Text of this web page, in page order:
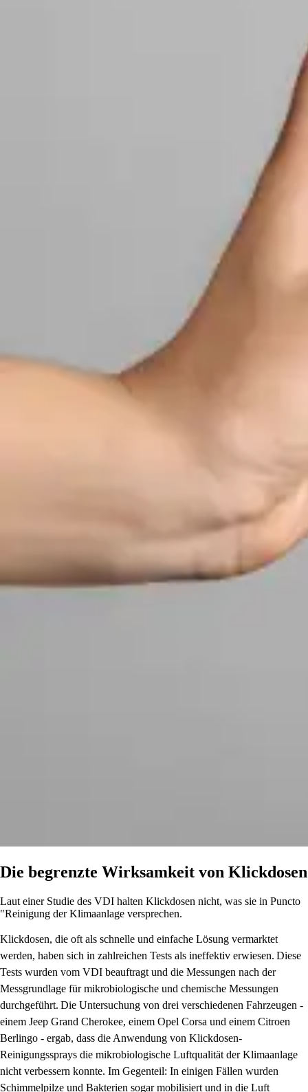
Die begrenzte Wirksamkeit von Klickdosen
Laut einer Studie des VDI halten Klickdosen nicht, was sie in Puncto
"Reinigung der Klimaanlage versprechen.
Klickdosen, die oft als schnelle und einfache Lösung vermarktet
werden, haben sich in zahlreichen Tests als ineffektiv erwiesen. Diese
Tests wurden vom VDI beauftragt und die Messungen nach der
Messgrundlage für mikrobiologische und chemische Messungen
durchgeführt. Die Untersuchung von drei verschiedenen Fahrzeugen -
einem Jeep Grand Cherokee, einem Opel Corsa und einem Citroen
Berlingo - ergab, dass die Anwendung von Klickdosen-
Reinigungssprays die mikrobiologische Luftqualität der Klimaanlage
nicht verbessern konnte. Im Gegenteil: In einigen Fällen wurden
Schimmelpilze und Bakterien sogar mobilisiert und in die Luft